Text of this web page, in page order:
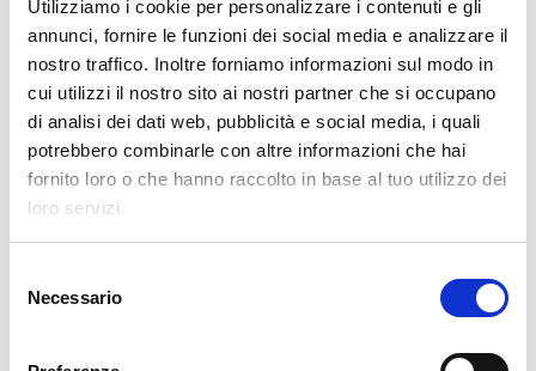
Utilizziamo i cookie per personalizzare i contenuti e gli
annunci, fornire le funzioni dei social media e analizzare il
nostro traffico. Inoltre forniamo informazioni sul modo in
cui utilizzi il nostro sito ai nostri partner che si occupano
di analisi dei dati web, pubblicità e social media, i quali
potrebbero combinarle con altre informazioni che hai
fornito loro o che hanno raccolto in base al tuo utilizzo dei
loro servizi.
Necessario
ULTIMI POST
UNA GIORNATA DI INNOVAZIONE